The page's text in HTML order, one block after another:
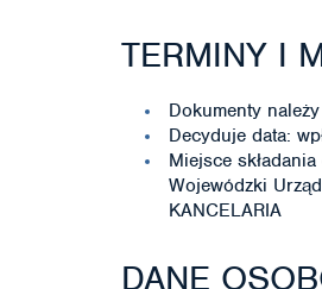
TERMINY I
Dokumenty
Decyduje data:
Miejsce
Wojewódzki
KANCELARIA
DANE